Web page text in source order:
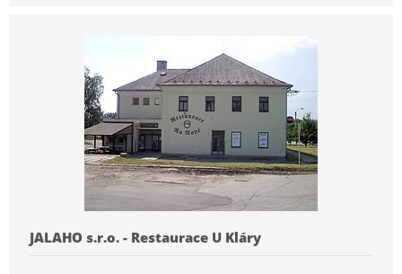
JALAHO s.r.o. - Restaurace U Kláry